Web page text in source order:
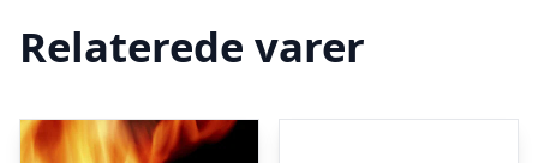
Relaterede varer